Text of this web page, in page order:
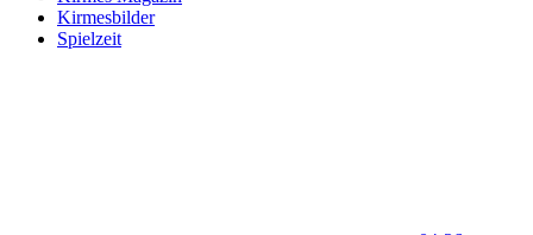
Kirmesbilder
Spielzeit